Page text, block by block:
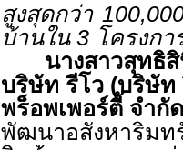
สูงสุดกว่า
บ้านใน 3 โครงก
นางสาวสุท
บริษัท รีโว (บริษัท
พร็อพเพอร์ตี้ จำกั
พัฒนาอสังหาริม